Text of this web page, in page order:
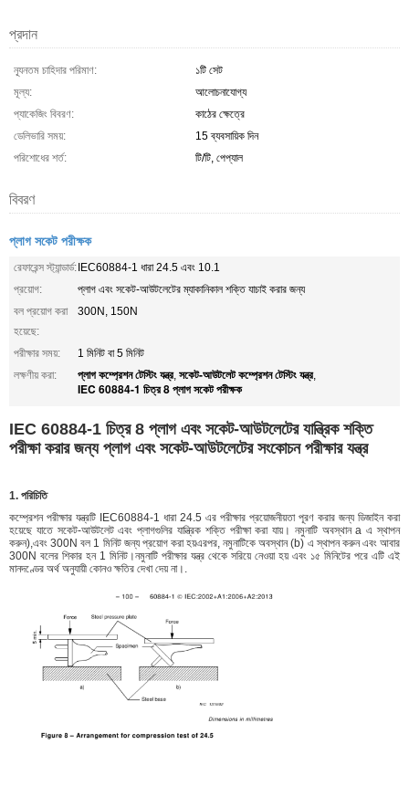
প্রদান
ন্যূনতম চাহিদার পরিমাণ:
১টি সেট
মূল্য:
আলোচনাযোগ্য
প্যাকেজিং বিবরণ:
কাঠের ক্ষেত্রে
ডেলিভারি সময়:
15 ব্যবসায়িক দিন
পরিশোধের শর্ত:
টি/টি, পেপ্যাল
বিবরণ
প্লাগ সকেট পরীক্ষক
রেফারেন্স স্ট্যান্ডার্ড:IEC60884-1 ধারা 24.5 এবং 10.1
প্রয়োগ:
প্লাগ এবং সকেট-আউটলেটের ম্যাকানিকাল শক্তি যাচাই করার জন্য
বল প্রয়োগ করা
হয়েছে:
300N, 150N
পরীক্ষার সময়:
1 মিনিট বা 5 মিনিট
লক্ষণীয় করা:
প্লাগ কম্প্রেশন টেস্টিং যন্ত্র, সকেট-আউটলেট কম্প্রেশন টেস্টিং যন্ত্র,
IEC 60884-1 চিত্র 8 প্লাগ সকেট পরীক্ষক
IEC 60884-1 চিত্র 8 প্লাগ এবং সকেট-আউটলেটের যান্ত্রিক শক্তি
পরীক্ষা করার জন্য প্লাগ এবং সকেট-আউটলেটের সংকোচন পরীক্ষার যন্ত্র
1. পরিচিতি
কম্প্রেশন পরীক্ষার যন্ত্রটি IEC60884-1 ধারা 24.5 এর পরীক্ষার প্রয়োজনীয়তা পূরণ করার জন্য ডিজাইন করা
হয়েছে যাতে সকেট-আউটলেট এবং প্লাগগুলির যান্ত্রিক শক্তি পরীক্ষা করা যায়। নমুনাটি অবস্থান a এ স্থাপন
করুন),এবং 300N বল 1 মিনিট জন্য প্রয়োগ করা হয়এরপর, নমুনাটিকে অবস্থান (b) এ স্থাপন করুন এবং আবার
300N বলের শিকার হন 1 মিনিট।নমুনাটি পরীক্ষার যন্ত্র থেকে সরিয়ে নেওয়া হয় এবং ১৫ মিনিটের পরে এটি এই
মানদণ্ডের অর্থ অনুযায়ী কোনও ক্ষতির দেখা দেয় না।.